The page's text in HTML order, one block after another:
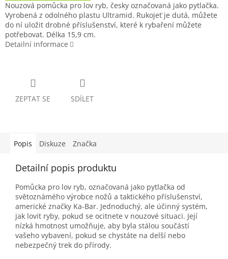
Nouzová pomůcka pro lov ryb, česky označovaná jako pytlačka.
Vyrobená z odolného plastu Ultramid. Rukojeť je dutá, můžete
do ní uložit drobné příslušenství, které k rybaření můžete
potřebovat. Délka 15,9 cm.
Detailní informace
ZEPTAT SE SDÍLET
Popis Diskuze Značka
Detailní popis produktu
Pomůcka pro lov ryb, označovaná jako pytlačka od
světoznámého výrobce nožů a taktického příslušenství,
americké značky Ka-Bar. Jednoduchý, ale účinný systém,
jak lovit ryby, pokud se ocitnete v nouzové situaci. Její
nízká hmotnost umožňuje, aby byla stálou součástí
vašeho vybavení, pokud se chystáte na delší nebo
nebezpečný trek do přírody.